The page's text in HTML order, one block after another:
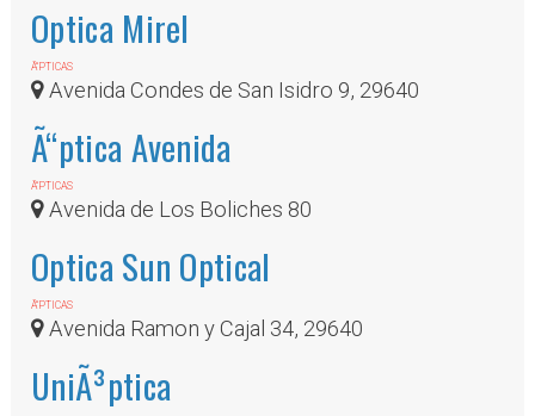
Optica Mirel
Ã“PTICAS
Avenida Condes de San Isidro 9, 29640
Ã“ptica Avenida
Ã“PTICAS
Avenida de Los Boliches 80
Optica Sun Optical
Ã“PTICAS
Avenida Ramon y Cajal 34, 29640
UniÃ³ptica